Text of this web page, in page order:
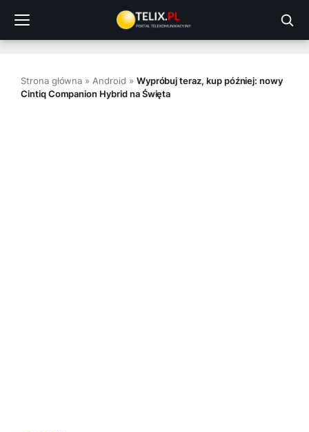
treści
Strona główna » Android » Wypróbuj teraz, kup później: nowy
Cintiq Companion Hybrid na Święta